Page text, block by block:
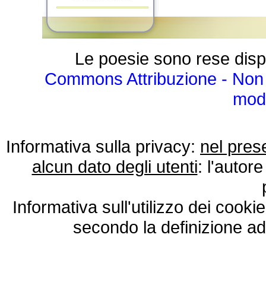
Le poesie sono rese
Commons Attribuzione -
Informativa sulla privacy: nel
alcun dato degli utenti:
Informativa sull'utilizzo dei
secondo la definizione